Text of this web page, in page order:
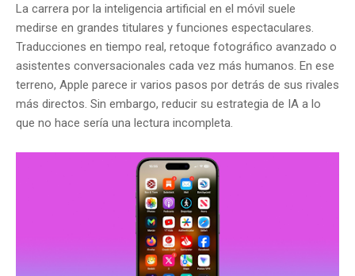
La carrera por la inteligencia artificial en el móvil suele
medirse en grandes titulares y funciones espectaculares.
Traducciones en tiempo real, retoque fotográfico avanzado o
asistentes conversacionales cada vez más humanos. En ese
terreno, Apple parece ir varios pasos por detrás de sus rivales
más directos. Sin embargo, reducir su estrategia de IA a lo
que no hace sería una lectura incompleta.